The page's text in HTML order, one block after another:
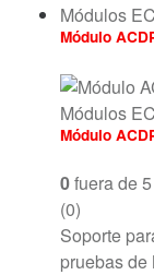
Módulos
Módulo
Módulos
Módulo
0fuera de 5
(0)
Soporte
pruebas de